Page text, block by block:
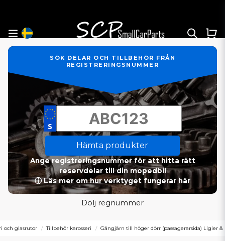
SÖK DELAR OCH TILLBEHÖR FRÅN
REGISTRERINGSNUMMER
Hämta produkter
Ange registreringsnummer för att hitta rätt
reservdelar till din mopedbil
ⓘ Läs mer om hur verktyget fungerar här
Dölj regnummer
och glasrutor Tillbehör karosseri Gångjärn till höger dörr (passagerarsida) Ligier &